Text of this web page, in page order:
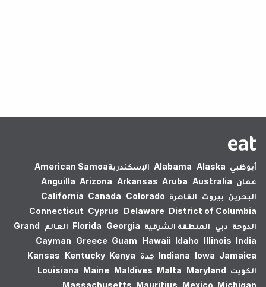
أبوظبي Alabama Alaska الإسكندرية‎American Samoa
عمان
Anguilla Arizona Arkansas Aruba Australia
البحرين بيروت القاهرة California Canada Colorado
Connecticut Cyprus Delaware District of Columbia
الدوحة دبي المنطقة الشرقية Florida Georgia العالم
Grand
Cayman Greece Guam Hawaii Idaho Illinois India
Indiana Iowa Jamaica جدة Kansas Kentucky Kenya
الكويت
Louisiana Maine Maldives Malta Maryland